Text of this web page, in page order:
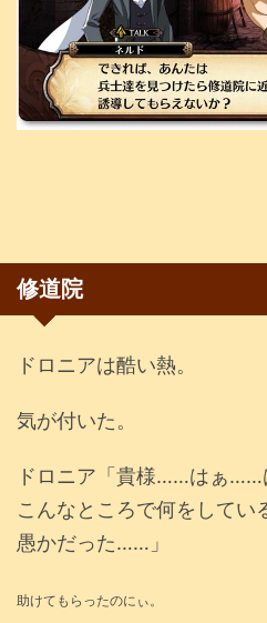
修道院
ドロニアは酷い熱。
気が付いた。
ドロニア「貴様……はぁ
こんなところで何をしてい
愚かだった……」
助けてもらったのにぃ。